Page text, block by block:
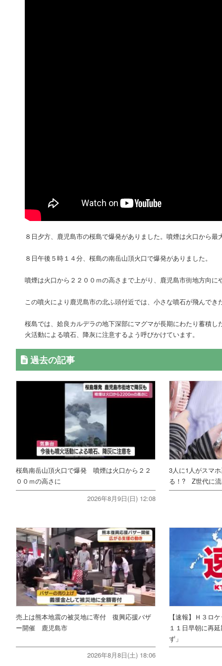
８日夕方、鹿児島市の桜島で爆発がありました。噴煙は火口から
８日午後５時１４分、桜島の南岳山頂火口で爆発がありました。
噴煙は火口から２２００ｍの高さまで上がり、鹿児島市街地方向に
この噴火により鹿児島市の北ふ頭付近では、小さな噴石が飛んで
桜島では、姶良カルデラの地下深部にマグマが長期にわたり蓄積
火活動による噴石、降灰に注意するよう呼びかけています。
過去の記事
桜島南岳山頂火口で爆発 噴煙は火口から２２
００ｍの高さに
2026年8月9日(日) 12:08
3人に1人がスマ
る！? Z世代に流
売上は熊本地震の被災地に寄付 復興応援バザ
ー開催 鹿児島市
2026年8月8日(土) 18:06
【速報】Ｈ３ロ
１１日早朝に再
ず」